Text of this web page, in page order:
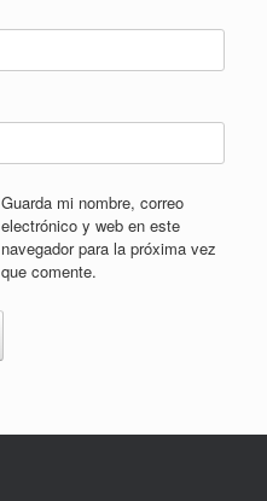
Guarda mi nombre, correo
electrónico y web en este
navegador para la próxima vez
que comente.